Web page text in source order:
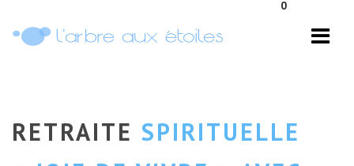
0
RETRAITE SPIRITUELLE